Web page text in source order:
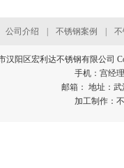
公司介绍 不锈钢案例
汉阳区宏利达不锈钢有限公司
手机：宫经
邮箱： 地址：
加工制作：